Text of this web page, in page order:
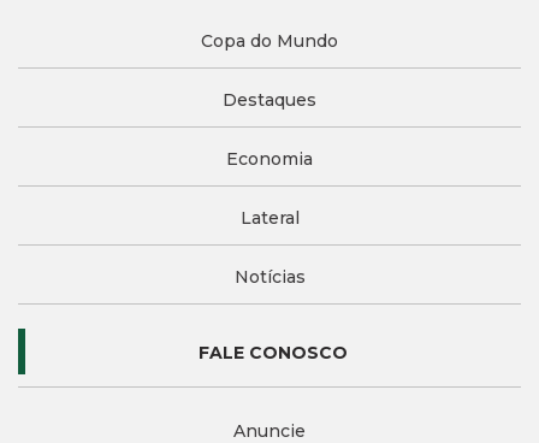
Copa do Mundo
Destaques
Economia
Lateral
Notícias
FALE CONOSCO
Anuncie